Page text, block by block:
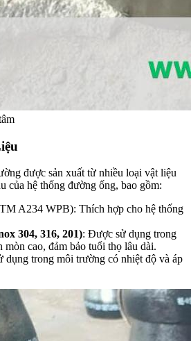
được sản xuất từ nhiều loại vật liệu
của hệ thống đường ống, bao gồm:
A234 WPB): Thích hợp cho hệ thống
304, 316, 201): Được sử dụng trong
mòn cao, đảm bảo tuổi thọ lâu dài.
dụng trong môi trường có nhiệt độ và áp